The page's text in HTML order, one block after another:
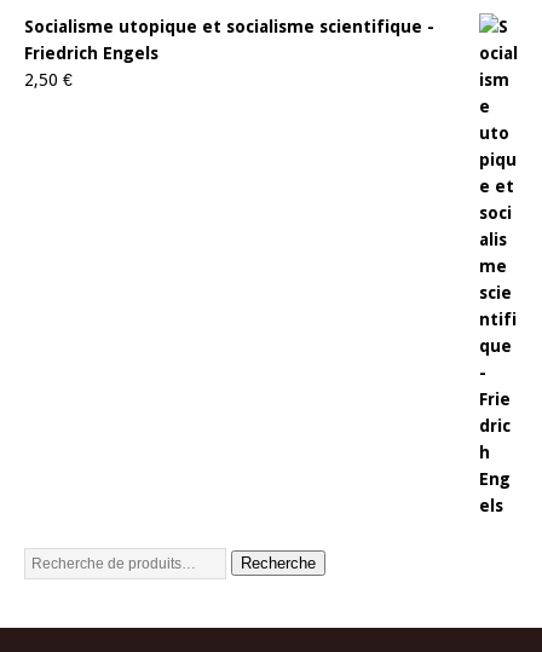
Socialisme utopique et socialisme scientifique -
Friedrich Engels
2,50 €
Recherche